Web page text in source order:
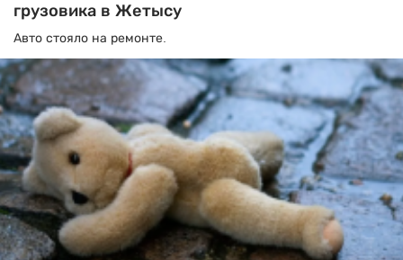
грузовика в Жетысу
Авто стояло на ремонте.